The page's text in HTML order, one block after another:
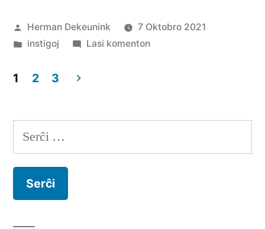
Afiŝita
de
Herman Dekeunink
7 Oktobro 2021
Afiŝita
instigoj Lasi komentonpri
por
afiŝoj
1 2 3
Serĉu: